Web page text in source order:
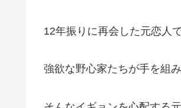
12年振りに再会した元恋人
強欲な野心家たちが手を組